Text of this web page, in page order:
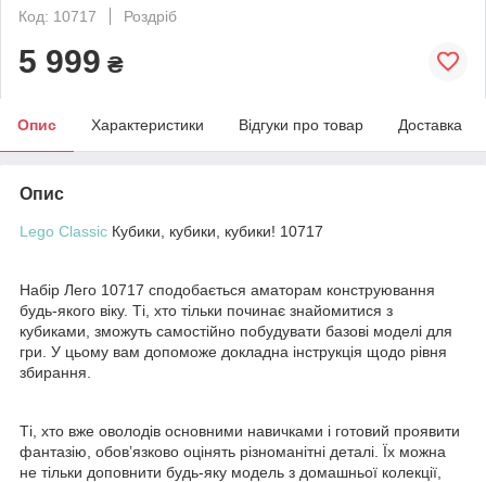
Код: 10717
Роздріб
5 999 ₴
Опис Характеристики Відгуки про товар Доставка
Опис
Lego Classic Кубики, кубики, кубики! 10717
Набір Лего 10717 сподобається аматорам конструювання
будь-якого віку. Ті, хто тільки починає знайомитися з
кубиками, зможуть самостійно побудувати базові моделі для
гри. У цьому вам допоможе докладна інструкція щодо рівня
збирання.
Ті, хто вже оволодів основними навичками і готовий проявити
фантазію, обов’язково оцінять різноманітні деталі. Їх можна
не тільки доповнити будь-яку модель з домашньої колекції,